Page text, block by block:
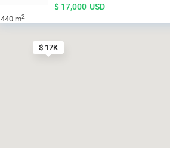
$ 17K
$ 17,000 USD
440 m2